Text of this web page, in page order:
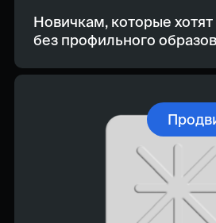
Новичкам, которые
без профильного